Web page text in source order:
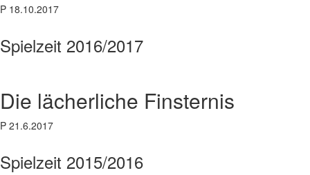
P 18.10.2017
Spielzeit 2016/2017
Die lächerliche Finsternis
P 21.6.2017
Spielzeit 2015/2016